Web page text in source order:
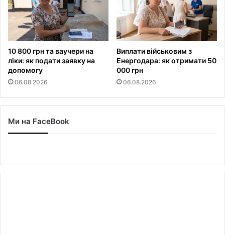
10 800 грн та ваучери на
ліки: як подати заявку на
допомогу
06.08.2026
Виплати військовим з
Енергодара: як отримати 50
000 грн
06.08.2026
Ми на FaceBook